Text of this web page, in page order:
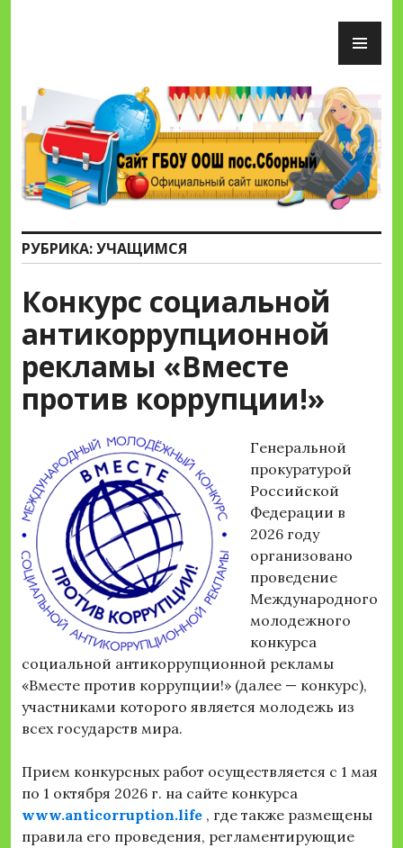
Сайт ГБОУ ООШ пос.Сборный
РУБРИКА:УЧАЩИМСЯ
Конкурс социальной
антикоррупционной
рекламы «Вместе
против коррупции!»
Генеральной
прокуратурой
Российской
Федерации в
2026 году
организовано
проведение
Международного
молодежного
конкурса
социальной антикоррупционной рекламы
«Вместе против коррупции!» (далее — конкурс),
участниками которого является молодежь из
всех государств мира.
Прием конкурсных работ осуществляется с 1 мая
по 1 октября 2026 г. на сайте конкурса
www.anticorruption.life , где также размещены
правила его проведения, регламентирующие